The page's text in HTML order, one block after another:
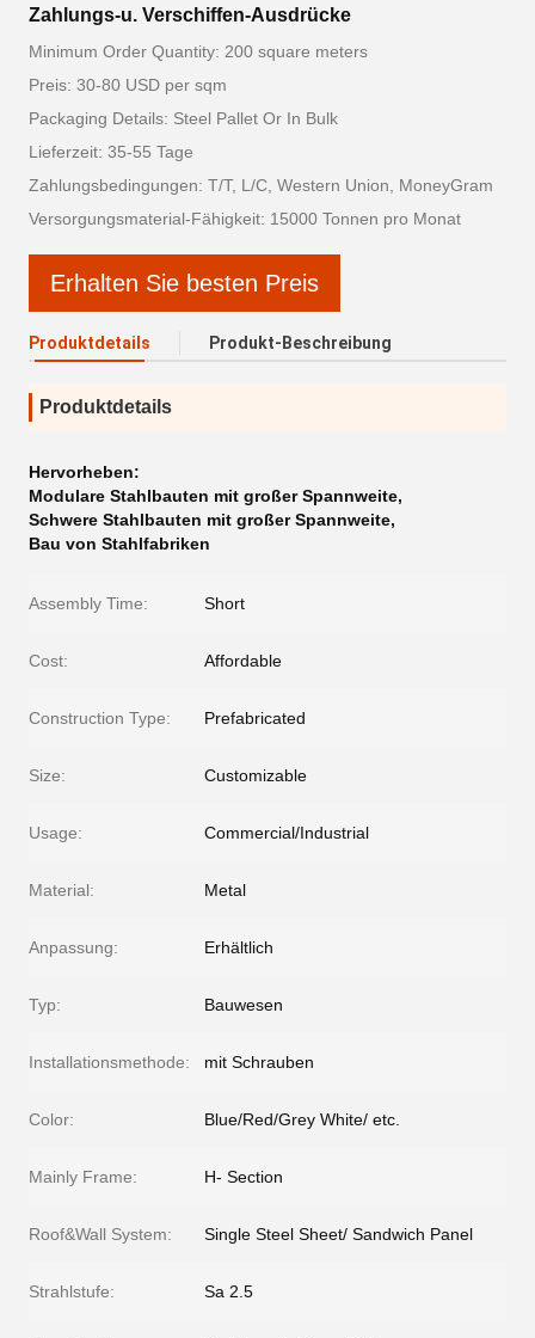
Zahlungs-u. Verschiffen-Ausdrücke
Minimum Order Quantity: 200 square meters
Preis: 30-80 USD per sqm
Packaging Details: Steel Pallet Or In Bulk
Lieferzeit: 35-55 Tage
Zahlungsbedingungen: T/T, L/C, Western Union, MoneyGram
Versorgungsmaterial-Fähigkeit: 15000 Tonnen pro Monat
Erhalten Sie besten Preis
Produktdetails Produkt-Beschreibung
Produktdetails
Hervorheben:
Modulare Stahlbauten mit großer Spannweite,
Schwere Stahlbauten mit großer Spannweite,
Bau von Stahlfabriken
Assembly Time: Short
Cost: Affordable
Construction Type: Prefabricated
Size: Customizable
Usage: Commercial/Industrial
Material: Metal
Anpassung: Erhältlich
Typ: Bauwesen
Installationsmethode: mit Schrauben
Color: Blue/Red/Grey White/ etc.
Mainly Frame: H- Section
Roof&Wall System: Single Steel Sheet/ Sandwich Panel
Strahlstufe: Sa 2.5